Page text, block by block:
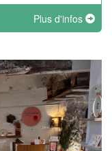
Plus d'infos